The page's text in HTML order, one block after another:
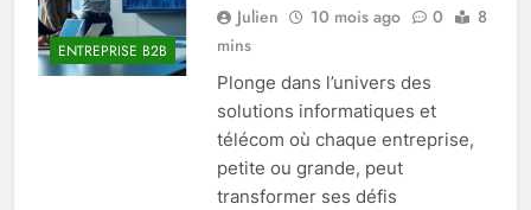
ENTREPRISE B2B
Julien 10 mois ago 0
8
mins
Plonge dans l’univers des
solutions informatiques et
télécom où chaque entreprise,
petite ou grande, peut
transformer ses défis